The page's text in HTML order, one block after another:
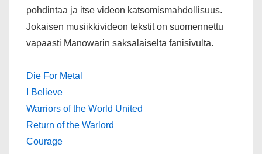
pohdintaa ja itse videon katsomismahdollisuus.
Jokaisen musiikkivideon tekstit on suomennettu
vapaasti Manowarin saksalaiselta fanisivulta.
Die For Metal
I Believe
Warriors of the World United
Return of the Warlord
Courage